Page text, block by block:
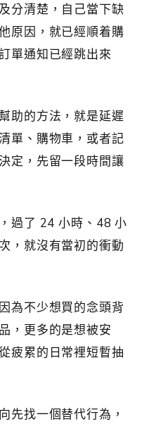
分清楚，自己當下缺
原因，就已經順着購
單通知已經跳出來
助的方法，就是延遲
單、購物車，或者記
定，先留一段時間讓
過了 24 小時、48 小
，就沒有當初的衝動
為不少想買的念頭背
，更多的是想被安
疲累的日常裡短暫抽
先找一個替代行為，